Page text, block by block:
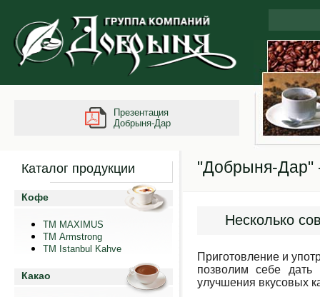
Презентация
Добрыня-Дар
Каталог продукции
Кофе
ТМ MAXIMUS
ТМ Armstrong
TM Istanbul Kahve
Какао
"Добрыня-Дар"
Несколько
Приготовление и
позволим себе дать
улучшения вкусовых